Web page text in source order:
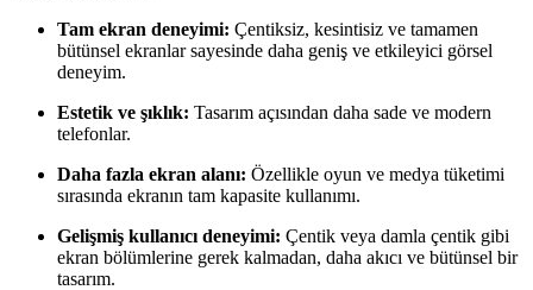
Tam ekran deneyimi: Çentiksiz, kesintisiz ve tamamen
bütünsel ekranlar sayesinde daha geniş ve etkileyici görsel
deneyim.
Estetik ve şıklık: Tasarım açısından daha sade ve modern
telefonlar.
Daha fazla ekran alanı: Özellikle oyun ve medya tüketimi
sırasında ekranın tam kapasite kullanımı.
Gelişmiş kullanıcı deneyimi: Çentik veya damla çentik gibi
ekran bölümlerine gerek kalmadan, daha akıcı ve bütünsel bir
tasarım.